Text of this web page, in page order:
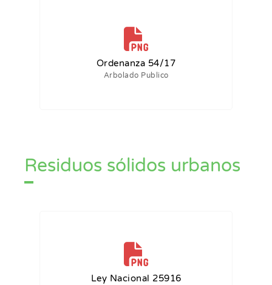
Ordenanza 54/17
Arbolado Publico
Residuos sólidos urbanos
Ley Nacional 25916